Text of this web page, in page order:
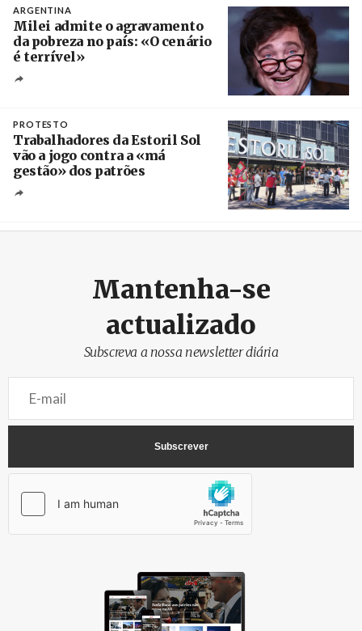
ARGENTINA
Milei admite o agravamento
da pobreza no país: «O cenário
é terrível»
PROTESTO
Trabalhadores da Estoril Sol
vão a jogo contra a «má
gestão» dos patrões
Mantenha-se
actualizado
Subscreva a nossa newsletter diária